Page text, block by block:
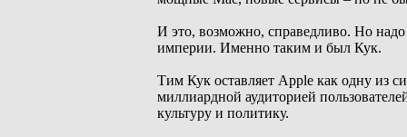
И это, возможно, справедливо. Но надо
империи. Именно таким и был Кук.
Тим Кук оставляет Apple как одну из
миллиардной аудиторией
культуру и политику.